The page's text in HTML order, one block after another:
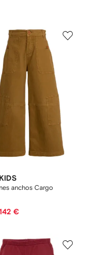
anchos Cargo
€